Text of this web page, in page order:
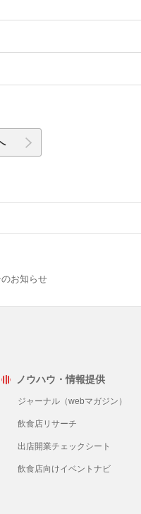
お知らせ
ノウハウ・情報提供
ジャーナル（webマガジン）
飲食店リサーチ
出店開業チェックシート
飲食店向けイベントナビ